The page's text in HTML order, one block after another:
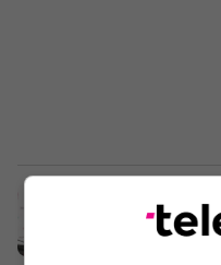
2023